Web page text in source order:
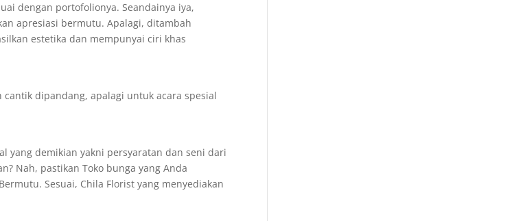
dengan portofolionya. Seandainya iya,
apresiasi bermutu. Apalagi, ditambah
estetika dan mempunyai ciri khas
dipandang, apalagi untuk acara spesial
yang demikian yakni persyaratan dan seni dari
Nah, pastikan Toko bunga yang Anda
Sesuai, Chila Florist yang menyediakan